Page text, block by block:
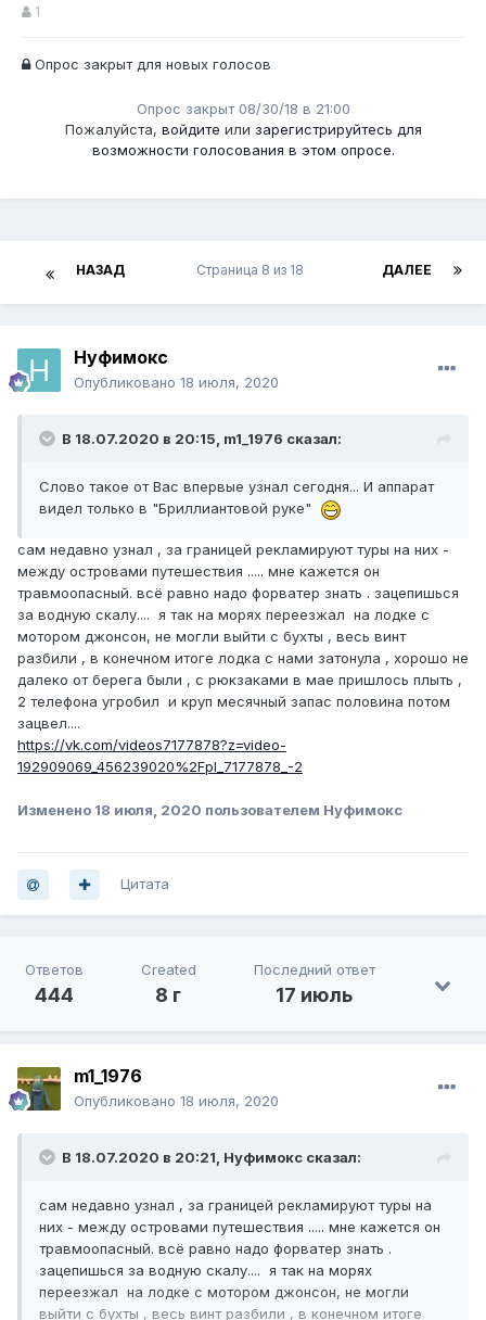
1
Опрос закрыт для новых голосов
Пожалуйста, войдите или зарегистрируйтесь для
возможности голосования в этом опросе.
Опрос закрыт 08/30/18 в 21:00
НАЗАД ДАЛЕЕ
Страница 8 из 18
Нуфимокс
Опубликовано 18 июля, 2020
В 18.07.2020 в 20:15, m1_1976 сказал:
Слово такое от Вас впервые узнал сегодня... И аппарат
видел только в "Бриллиантовой руке"
сам недавно узнал , за границей рекламируют туры на них -
между островами путешествия ..... мне кажется он
травмоопасный. всё равно надо форватер знать . зацепишься
за водную скалу.... я так на морях переезжал на лодке с
мотором джонсон, не могли выйти с бухты , весь винт
разбили , в конечном итоге лодка с нами затонула , хорошо не
далеко от берега были , с рюкзаками в мае пришлось плыть ,
2 телефона угробил и круп месячный запас половина потом
зацвел....
https://vk.com/videos7177878?z=video-
192909069_456239020%2Fpl_7177878_-2
Изменено 18 июля, 2020 пользователем Нуфимокс
Цитата
Ответов
444
Created
8 г
Последний ответ
17 июль
m1_1976
Опубликовано 18 июля, 2020
В 18.07.2020 в 20:21, Нуфимокс сказал:
сам недавно узнал , за границей рекламируют туры на
них - между островами путешествия ..... мне кажется он
травмоопасный. всё равно надо форватер знать .
зацепишься за водную скалу.... я так на морях
переезжал на лодке с мотором джонсон, не могли
выйти с бухты , весь винт разбили , в конечном итоге